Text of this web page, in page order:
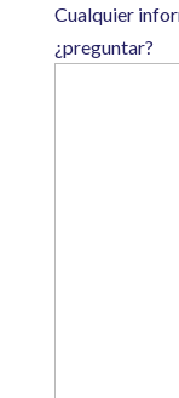
Cualquier
¿preguntar?